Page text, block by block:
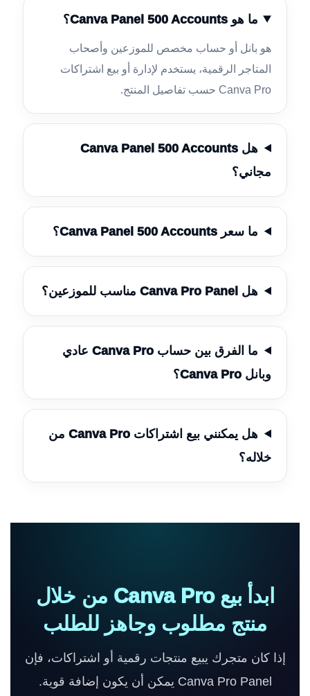
ما هو Canva Panel 500 Accounts؟
هو بانل أو حساب مخصص للموزعين وأصحاب
المتاجر الرقمية، يستخدم لإدارة أو بيع اشتراكات
Canva Pro حسب تفاصيل المنتج.
هل Canva Panel 500 Accounts
مجاني؟
ما سعر Canva Panel 500 Accounts؟
هل Canva Pro Panel مناسب للموزعين؟
ما الفرق بين حساب Canva Pro عادي
وبانل Canva Pro؟
هل يمكنني بيع اشتراكات Canva Pro من
خلاله؟
ابدأ بيع Canva Pro من خلال
منتج مطلوب وجاهز للطلب
إذا كان متجرك يبيع منتجات رقمية أو اشتراكات، فإن
Canva Pro Panel يمكن أن يكون إضافة قوية.